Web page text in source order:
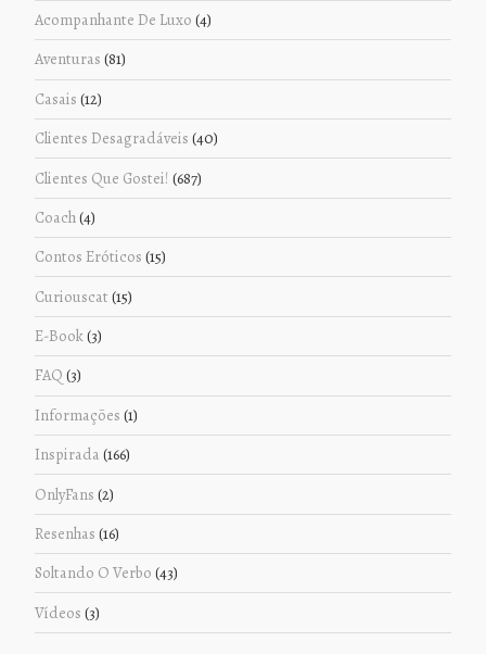
Acompanhante De Luxo (4)
Aventuras (81)
Casais (12)
Clientes Desagradáveis (40)
Clientes Que Gostei! (687)
Coach(4)
Contos Eróticos (15)
Curiouscat (15)
E-Book(3)
FAQ (3)
Informações (1)
Inspirada (166)
OnlyFans (2)
Resenhas (16)
Soltando O Verbo (43)
Vídeos (3)